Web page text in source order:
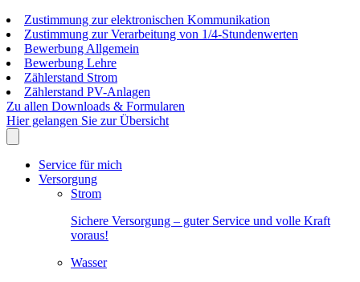
Zustimmung zur elektronischen Kommunikation
Zustimmung zur Verarbeitung von 1/4-Stundenwerten
Bewerbung Allgemein
Bewerbung Lehre
Zählerstand Strom
Zählerstand PV-Anlagen
Zu allen Downloads & Formularen
Hier gelangen Sie zur Übersicht
Service für mich
Versorgung
Strom
Sichere Versorgung – guter Service und volle Kraft
voraus!
Wasser